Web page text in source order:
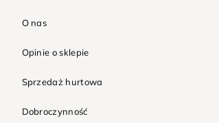
O nas
Opinie o sklepie
Sprzedaż hurtowa
Dobroczynność